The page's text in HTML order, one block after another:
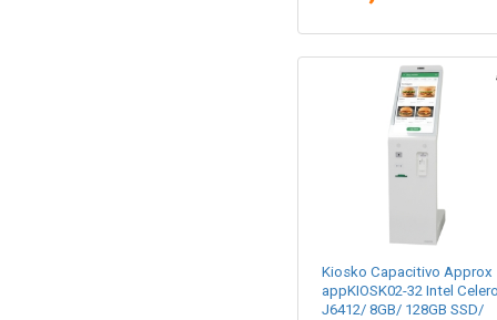
Kiosko Capacitivo Approx
appKIOSK02-32 Intel
J6412/ 8GB/ 128GB SSD/